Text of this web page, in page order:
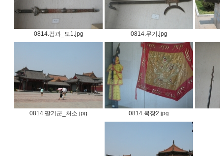
0814.검과_도1.jpg 0814.무기.jpg
0814.팔기군_처소.jpg 0814.복장2.jpg